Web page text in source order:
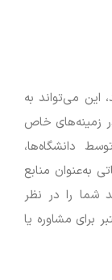
این می‌تواند به
زمینه‌های خاص
دانشگاه‌ها،
به‌عنوان منابع
شما را در نظر
برای مشاوره یا